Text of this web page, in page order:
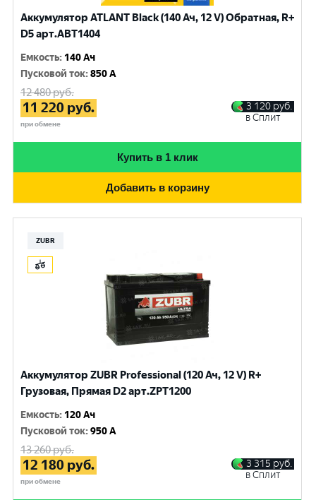
Аккумулятор ATLANT Black (140 Ач, 12 V) Обратная, R+
D5 арт.ABT1404
Емкость: 140 Ач
Пусковой ток:850 A
12 480руб.
11 220 руб.
при обмене
3 120 руб.
в Сплит
Купить в 1 клик
Добавить в корзину
ZUBR
Аккумулятор ZUBR Professional (120 Ач, 12 V) R+
Грузовая, Прямая D2 арт.ZPT1200
Емкость: 120 Ач
Пусковой ток:950 A
13 260руб.
12 180 руб.
при обмене
3 315 руб.
в Сплит